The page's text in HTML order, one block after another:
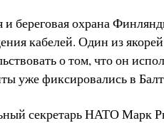
береговая охрана
кабелей. Один из
о том, что он
уже фиксировались в
секретарь НАТО Марк